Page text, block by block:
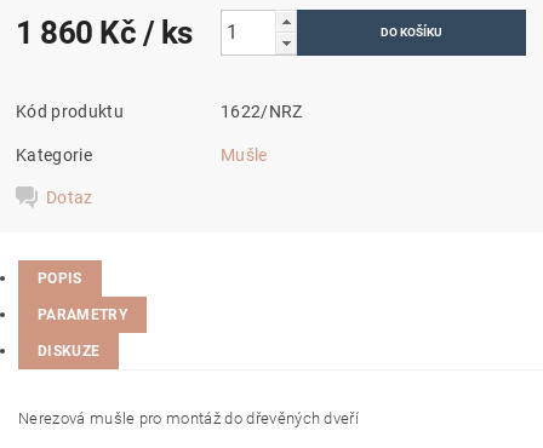
1 860 Kč / ks
Kód produktu 1622/NRZ
Kategorie Mušle
Dotaz
POPIS
PARAMETRY
DISKUZE
Nerezová mušle pro montáž do dřevěných dveří